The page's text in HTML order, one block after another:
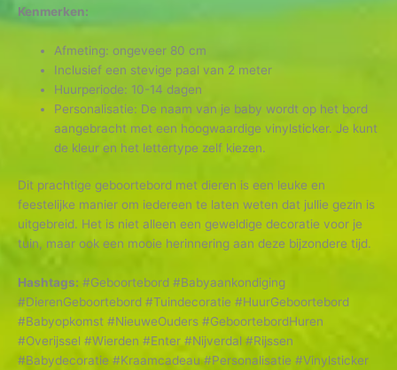
Kenmerken:
Afmeting: ongeveer 80 cm
Inclusief een stevige paal van 2 meter
Huurperiode: 10-14 dagen
Personalisatie: De naam van je baby wordt op het bord
aangebracht met een hoogwaardige vinylsticker. Je kunt
de kleur en het lettertype zelf kiezen.
Dit prachtige geboortebord met dieren is een leuke en
feestelijke manier om iedereen te laten weten dat jullie gezin is
uitgebreid. Het is niet alleen een geweldige decoratie voor je
tuin, maar ook een mooie herinnering aan deze bijzondere tijd.
Hashtags: #Geboortebord #Babyaankondiging
#DierenGeboortebord #Tuindecoratie #HuurGeboortebord
#Babyopkomst #NieuweOuders #GeboortebordHuren
#Overijssel #Wierden #Enter #Nijverdal #Rijssen
#Babydecoratie #Kraamcadeau #Personalisatie #Vinylsticker